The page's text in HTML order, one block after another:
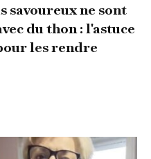
savoureux ne sont
du thon : l'astuce
les rendre